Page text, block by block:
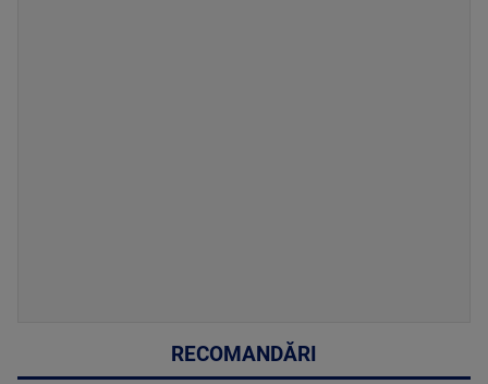
RECOMANDĂRI